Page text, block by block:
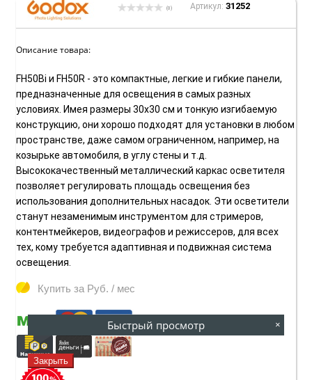
(0) Артикул: 31252
Описание товара:
FH50Bi и FH50R - это компактные, легкие и гибкие панели,
предназначенные для освещения в самых разных
условиях. Имея размеры 30х30 см и тонкую изгибаемую
конструкцию, они хорошо подходят для установки в любом
пространстве, даже самом ограниченном, например, на
козырьке автомобиля, в углу стены и т.д.
Высококачественный металлический каркас осветителя
позволяет регулировать площадь освещения без
использования дополнительных насадок. Эти осветители
станут незаменимым инструментом для стримеров,
контентмейкеров, видеографов и режиссеров, для всех
тех, кому требуется адаптивная и подвижная система
освещения.
Купить за Руб. / мес
Быстрый просмотр ×
Закрыть